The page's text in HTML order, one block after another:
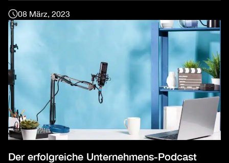
08 März, 2023
Der erfolgreiche Unternehmens-Podcast